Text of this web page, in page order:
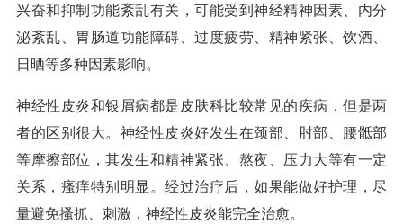
兴奋和抑制功能紊乱有关，可能受到神经精神因素、内分
泌紊乱、胃肠道功能障碍、过度疲劳、精神紧张、饮酒、
日晒等多种因素影响。
神经性皮炎和银屑病都是皮肤科比较常见的疾病，但是两
者的区别很大。神经性皮炎好发生在颈部、肘部、腰骶部
等摩擦部位，其发生和精神紧张、熬夜、压力大等有一定
关系，瘙痒特别明显。经过治疗后，如果能做好护理，尽
量避免搔抓、刺激，神经性皮炎能完全治愈。